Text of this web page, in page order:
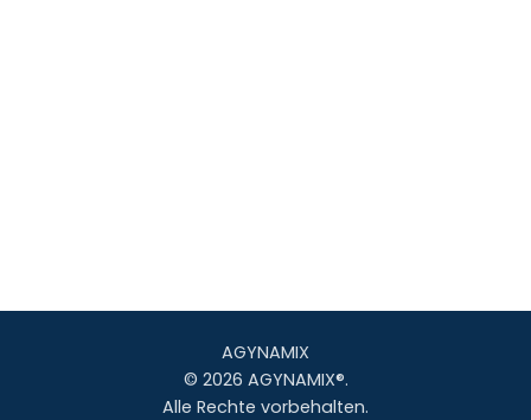
AGYNAMIX
© 2026 AGYNAMIX®.
Alle Rechte vorbehalten.